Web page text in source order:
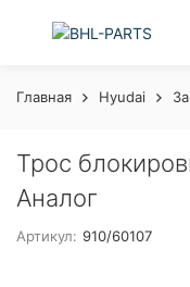
Главная Hyudai
Трос
Аналог
Артикул: 910/60107